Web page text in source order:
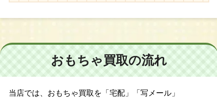
おもちゃ買取の流れ
当店では、おもちゃ買取を「宅配」「写メール」